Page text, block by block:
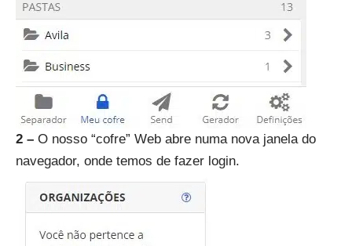
2 – O nosso “cofre” Web abre numa nova janela do
navegador, onde temos de fazer login.